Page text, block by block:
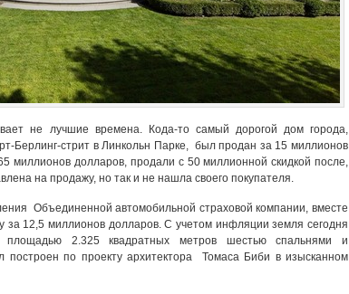
не лучшие времена. Кода-то самый дорогой дом города,
Берлинг-стрит в Линкольн Парке, был продан за 15 миллионов
миллионов долларов, продали с 50 миллионной скидкой после,
на продажу, но так и не нашла своего покупателя.
Объединенной автомобильной страховой компании, вместе
за 12,5 миллионов долларов. С учетом инфляции земля сегодня
2.325 квадратных метров шестью спальнями и
по проекту архитектора Томаса Биби в изысканном